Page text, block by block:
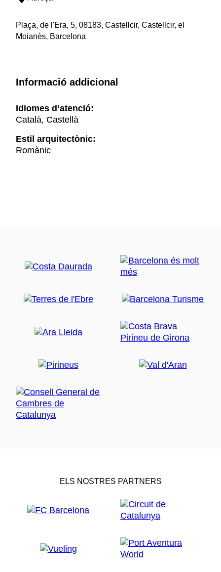
Plaça, de l'Era, 5, 08183, Castellcir, Castellcir, el
Moianès, Barcelona
Informació addicional
Idiomes d’atenció:
Català, Castellà
Estil arquitectònic:
Romànic
ELS NOSTRES PARTNERS